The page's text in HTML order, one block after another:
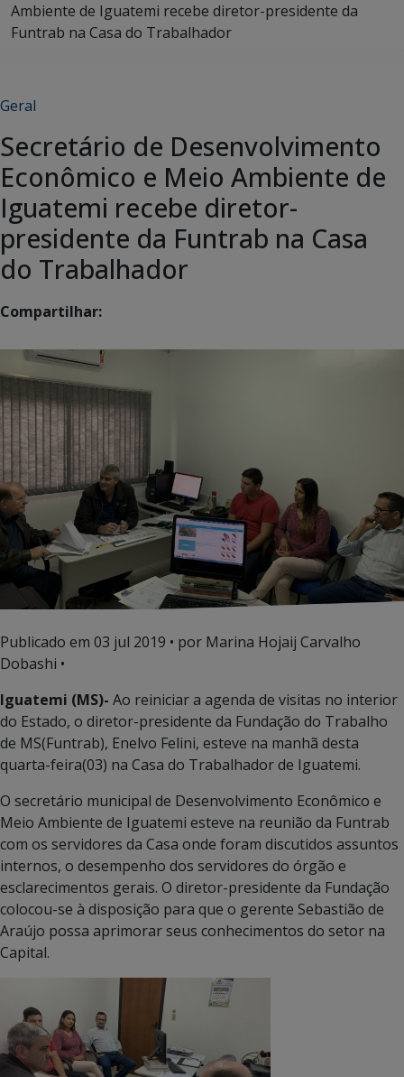
Ambiente de Iguatemi recebe diretor-presidente da
Funtrab na Casa do Trabalhador
Geral
Secretário de Desenvolvimento
Econômico e Meio Ambiente de
Iguatemi recebe diretor-
presidente da Funtrab na Casa
do Trabalhador
Compartilhar:
Publicado em 03 jul 2019 • por Marina Hojaij Carvalho
Dobashi •
Iguatemi (MS)- Ao reiniciar a agenda de visitas no interior
do Estado, o diretor-presidente da Fundação do Trabalho
de MS(Funtrab), Enelvo Felini, esteve na manhã desta
quarta-feira(03) na Casa do Trabalhador de Iguatemi.
O secretário municipal de Desenvolvimento Econômico e
Meio Ambiente de Iguatemi esteve na reunião da Funtrab
com os servidores da Casa onde foram discutidos assuntos
internos, o desempenho dos servidores do órgão e
esclarecimentos gerais. O diretor-presidente da Fundação
colocou-se à disposição para que o gerente Sebastião de
Araújo possa aprimorar seus conhecimentos do setor na
Capital.